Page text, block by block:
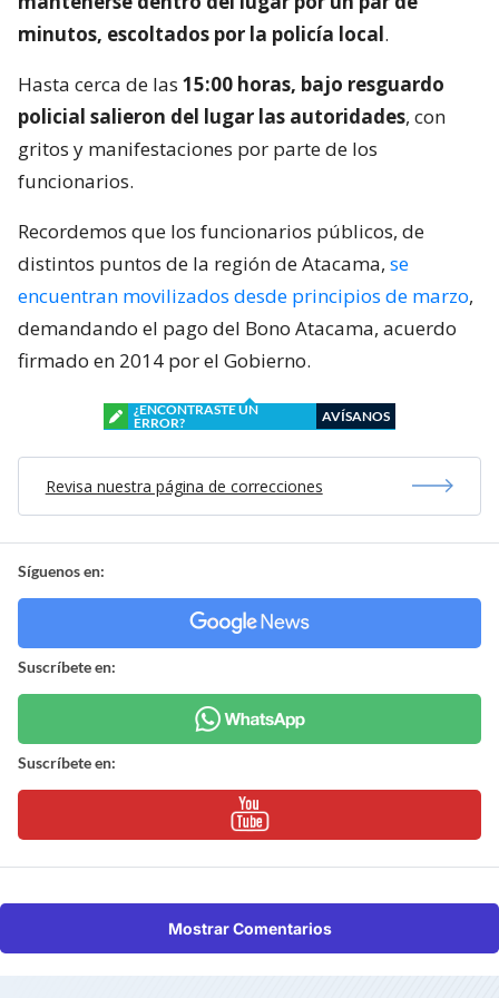
minutos, escoltados por la policía local.
Hasta cerca de las 15:00 horas, bajo resguardo
policial salieron del lugar las autoridades, con
gritos y manifestaciones por parte de los
funcionarios.
Recordemos que los funcionarios públicos, de
distintos puntos de la región de Atacama, se
encuentran movilizados desde principios de marzo,
demandando el pago del Bono Atacama, acuerdo
firmado en 2014 por el Gobierno.
¿ENCONTRASTE UN
ERROR?
AVÍSANOS
Revisa nuestra página de correcciones
Síguenos en:
Suscríbete en:
Suscríbete en:
Mostrar Comentarios